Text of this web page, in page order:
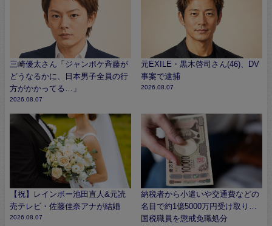
三崎優太さん「ジャンポケ斉藤が
どうなるかに、日本男子全員の行
方がかかってる…」
2026.08.07
元EXILE・黒木啓司さん(46)、DV
事案で逮捕
2026.08.07
【祝】レインボー池田直人&元読
売テレビ・佐藤佳奈アナが結婚
2026.08.07
納税者から小遣いや交通費などの
名目で約1億5000万円受け取り…
国税職員を懲戒免職処分